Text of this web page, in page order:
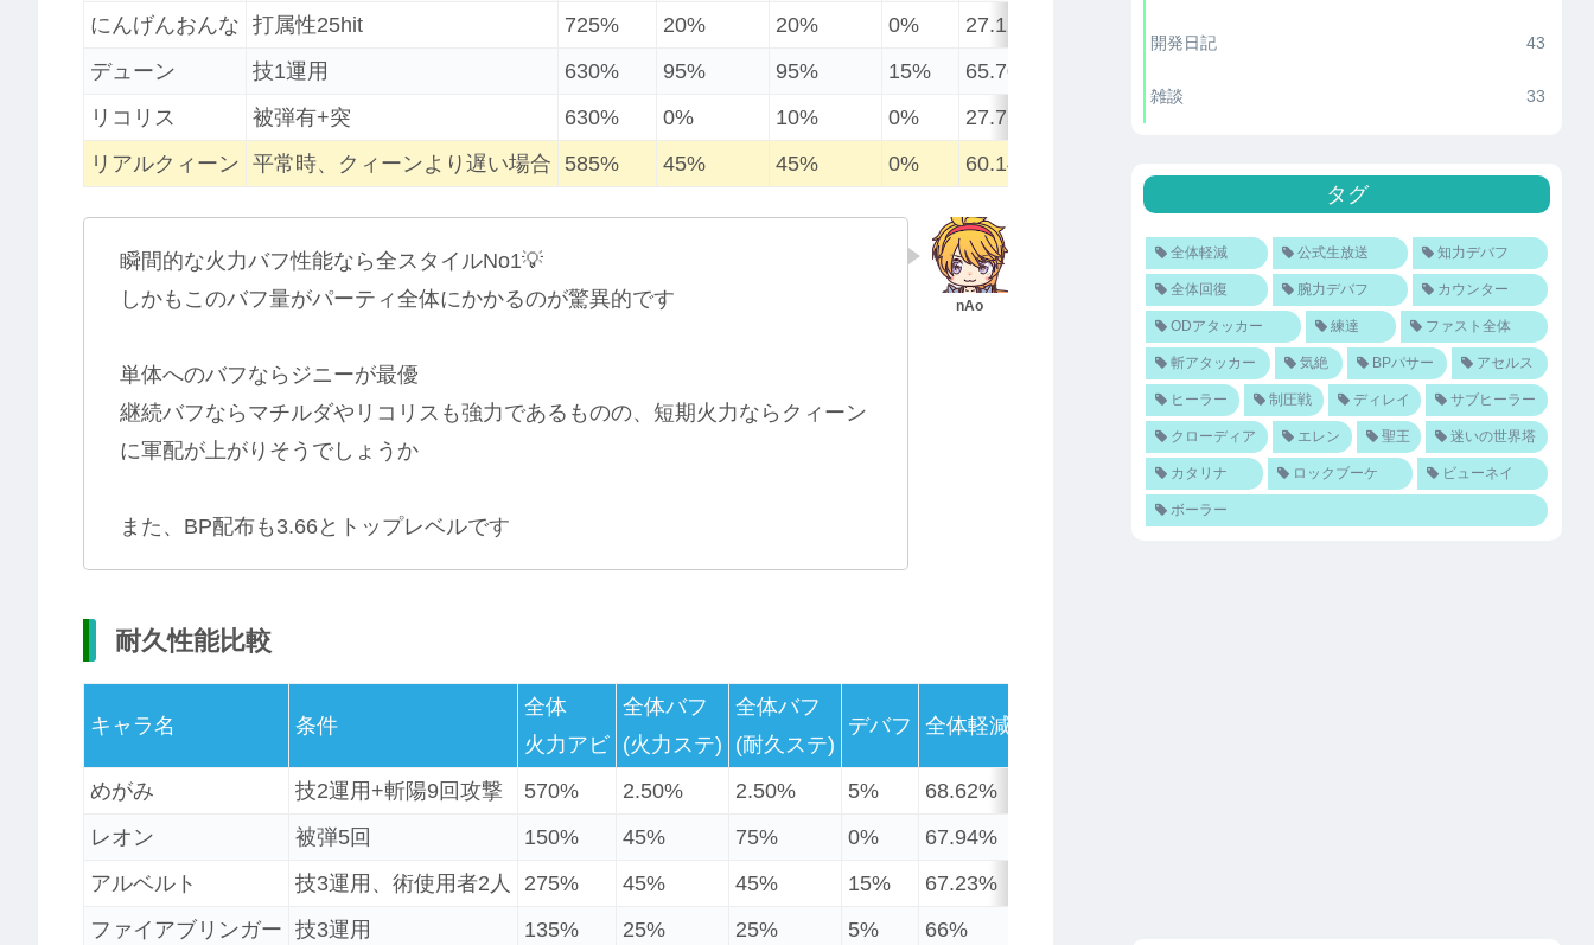
にんげんおんな 打属性25hit 725% 20% 20% 0% 27.12%
デューン
技1運用 630% 95% 95% 15% 65.70%
リコリス
被弾有+突 630% 0% 10% 0% 27.75%
リアルクィーン 平常時、クィーンより遅い場合 585% 45% 45% 0% 60.14%
瞬間的な火力バフ性能なら全スタイルNo1💡
しかもこのバフ量がパーティ全体にかかるのが驚異的です
単体へのバフならジニーが最優
継続バフならマチルダやリコリスも強力であるものの、短期火力ならクィーン
に軍配が上がりそうでしょうか
また、BP配布も3.66とトップレベルです
耐久性能比較
キャラ名 条件
全体
火力アビ
全体バフ
(火力ステ)
全体バフ
(耐久ステ)
デバフ 全体軽減
めがみ
技2運用+斬陽9回攻撃 570% 2.50% 2.50% 5% 68.62%
レオン
被弾5回 150% 45% 75% 0% 67.94%
アルベルト
技3運用、術使用者2人 275% 45% 45% 15% 67.23%
ファイアブリンガー 技3運用 135% 25% 25% 5% 66%
開発日記 43
雑談 33
タグ
全体軽減 公式生放送 知力デバフ
全体回復 腕力デバフ カウンター
ODアタッカー 練達 ファスト全体
斬アタッカー 気絶 BPパサー アセルス
ヒーラー 制圧戦 ディレイ サブヒーラー
クローディア エレン 聖王 迷いの世界塔
カタリナ ロックブーケ ビューネイ
ボーラー